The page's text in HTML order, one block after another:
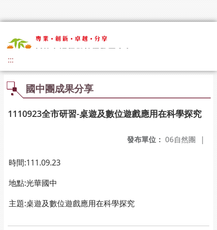
:::
國中團成果分享
1110923全市研習-桌遊及數位遊戲應用在科學探究
發布單位： 06自然團 |
時間:111.09.23
地點:光華國中
主題:桌遊及數位遊戲應用在科學探究